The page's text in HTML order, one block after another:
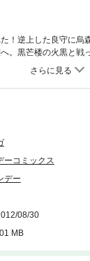
！逆上した良守に烏
。黒芒楼の火黒と戦
守は烏森の力にのま
十二人会の中で正守
始める…。
ーコミックス
デー
08/30
MB